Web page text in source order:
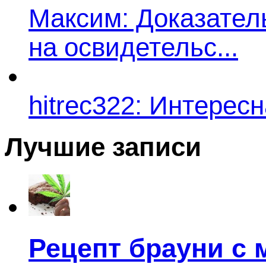
Максим:
на освидетельс...
hitrec322:
Лучшие записи
Рецепт брауни с